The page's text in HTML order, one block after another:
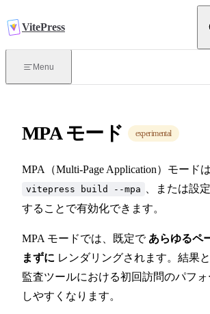
VitePress
Menu
はじめに
ルーティング
デプロイ
MPA モード experimental
MPA（Multi-Page Application）モード
vitepress build --mpa 、または設
することで有効化できます。
MPA モードでは、既定で あらゆるペ
まずに レンダリングされます。結果
監査ツールにおける初回訪問のパフ
しやすくなります。